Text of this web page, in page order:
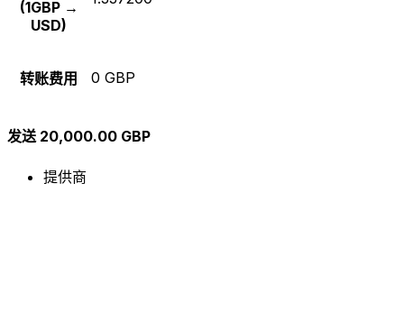
(1GBP →
USD)
转账费用 0 GBP
发送 20,000.00 GBP
提供商